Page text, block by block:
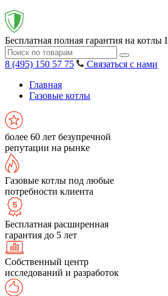
Бесплатная полная гарантия на котлы
8 (495) 150 57 75
Связаться с нами
Главная
Газовые котлы
более 60 лет безупречной
репутации на рынке
Газовые котлы под любые
потребности клиента
Бесплатная расширенная
гарантия до 5 лет
Собственный центр
исследований и разработок